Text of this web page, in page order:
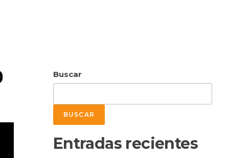
Buscar
BUSCAR
Entradas recientes